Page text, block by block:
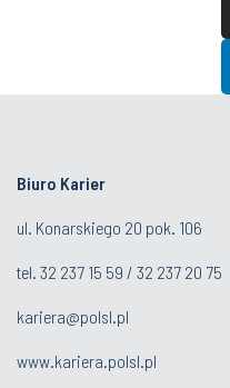
Biuro Karier
ul. Konarskiego 20 pok. 106
tel. 32 237 15 59 / 32 237 20 75
kariera@polsl.pl
www.kariera.polsl.pl